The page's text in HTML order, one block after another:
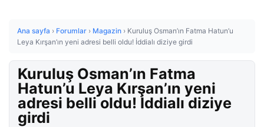
Ana sayfa › Forumlar › Magazin › Kuruluş Osman’ın Fatma Hatun’u
Leya Kırşan’ın yeni adresi belli oldu! İddialı diziye girdi
Kuruluş Osman’ın Fatma
Hatun’u Leya Kırşan’ın yeni
adresi belli oldu! İddialı diziye
girdi